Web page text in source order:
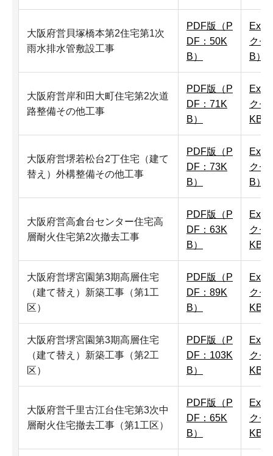
大阪府営貝塚橋本第2住宅第1次
雨水排水管敷設工事
PDF版（P
DF：50K
B）
クセ
B）
大阪府営岸和田大町住宅第2次道
路整備その他工事
PDF版（P
DF：71K
B）
クセ
KB）
大阪府営堺若松台2丁住宅（建て
替え）外構整備その他工事
PDF版（P
DF：73K
B）
クセ
B）
大阪府営高倉台センター住宅高
層耐火住宅第2次撤去工事
PDF版（P
DF：63K
B）
クセ
KB）
大阪府営堺宮園第3期高層住宅
（建て替え）新築工事（第1工
区）
PDF版（P
DF：89K
B）
クセ
KB）
大阪府営堺宮園第3期高層住宅
（建て替え）新築工事（第2工
区）
PDF版（P
DF：103K
B）
クセ
KB）
大阪府営千里古江台住宅第3次中
層耐火住宅撤去工事（第1工区）
PDF版（P
DF：65K
B）
クセ
KB）